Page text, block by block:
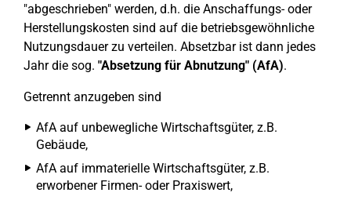
"abgeschrieben" werden, d.h. die Anschaffungs- oder
Herstellungskosten sind auf die betriebsgewöhnliche
Nutzungsdauer zu verteilen. Absetzbar ist dann jedes
Jahr die sog. "Absetzung für Abnutzung" (AfA).
Getrennt anzugeben sind
AfA auf unbewegliche Wirtschaftsgüter, z.B.
Gebäude,
AfA auf immaterielle Wirtschaftsgüter, z.B.
erworbener Firmen- oder Praxiswert,